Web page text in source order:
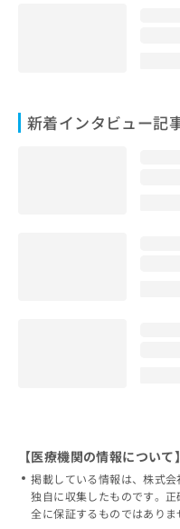
新着インタビュー記
【医療機関の情報について】
掲載している情報は、株式
独自に収集したものです。
全に保証するものではありま